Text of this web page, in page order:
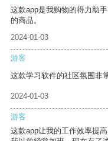
这款app是我购物的得力助
的商品。
2024-01-03
游客
这款学习软件的社区氛围非
2024-01-03
游客
这款app让我的工作效率提